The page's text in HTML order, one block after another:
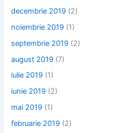
decembrie 2019 (2)
noiembrie 2019 (1)
septembrie 2019 (2)
august 2019 (7)
iulie 2019 (1)
iunie 2019 (2)
mai 2019 (1)
februarie 2019 (2)